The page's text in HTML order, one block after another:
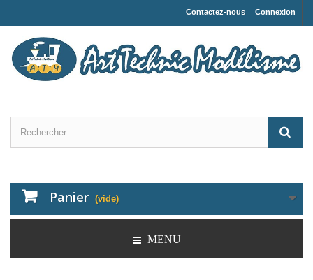
Connexion
Contactez-nous
Panier (vide)
MENU